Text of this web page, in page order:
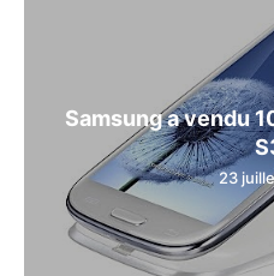
Samsung a vendu
23